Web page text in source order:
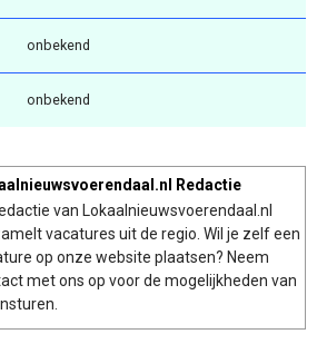
onbekend
onbekend
Redactie
van Lokaalnieuwsvoerendaal.nl
vacatures uit de regio. Wil je zelf een
op onze website plaatsen? Neem
met ons op voor de mogelijkheden van